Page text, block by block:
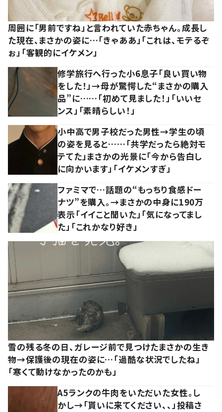
周囲に「男前ですね」と言われていた赤ちゃん。成長し
た現在、まさかの姿に…「きゃああ」「これは、モテるぞ
ぉ」「客観的にイケメン」
修学旅行へ行った小6息子「良い買い物
をした！」→母が驚愕した“まさかの購入
品”に……「初めて見ました！」「いいセ
ンス」「素晴らしい！」
小中高で男子校だった男性→学生の頃
の姿を見ると……「共学だったら絶対モ
テてた」まさかの光景に「今から告白し
に向かいます」「イケメンすぎ」
ファミマで…話題の“もっちり食感ドー
ナツ”を購入。→まさかの中身に190万
表示「イイこと聞いた」「気になってまし
た」「これかなり好き」
雪の残る冬の日、ガレージ前で見つけたまさかの生き
物→保護後の現在の姿に…「過酷な状況でしたね」
「寒くて動けなかったのかも」
A5ランクの牛肉をいただいた女性。し
かし→「貰いに来てください、、」投稿さ